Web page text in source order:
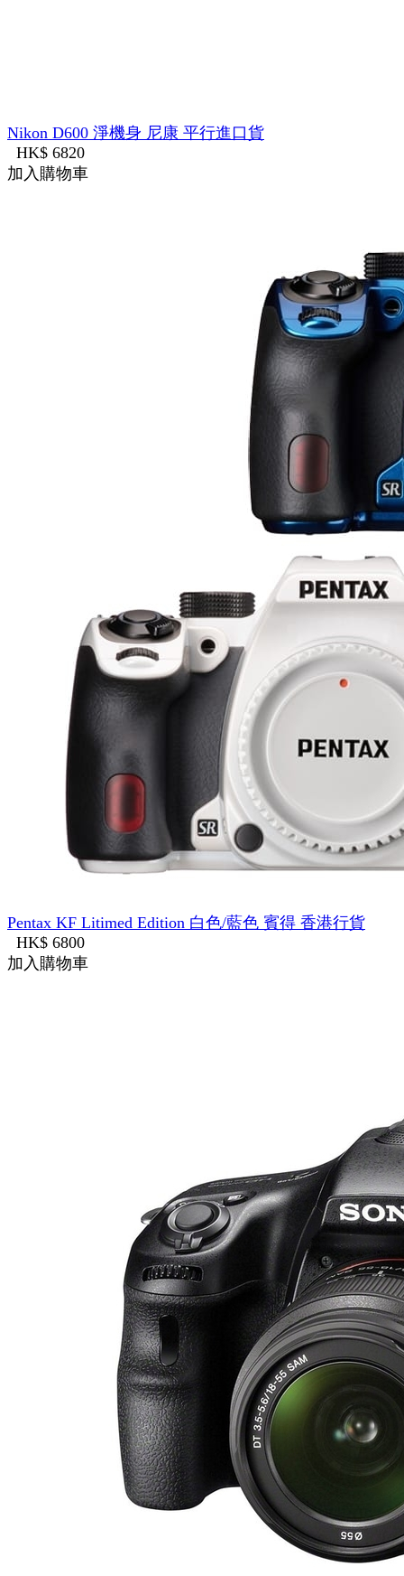
Nikon D600 淨機身 尼康 平行進口貨
HK$ 6820
加入購物車
Pentax KF Litimed Edition 白色/藍色 賓得 香港行貨
HK$ 6800
加入購物車